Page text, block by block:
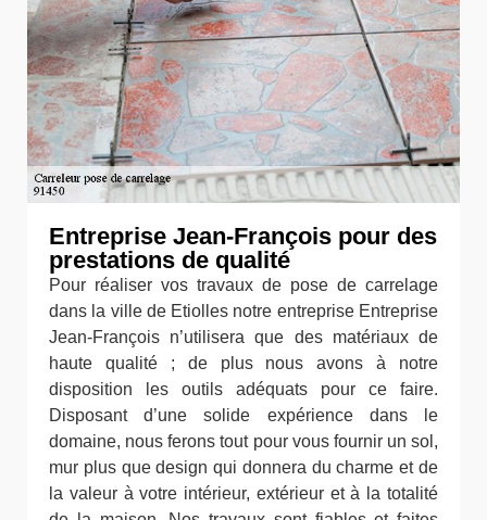
Entreprise Jean-François pour des
prestations de qualité
Pour réaliser vos travaux de pose de carrelage
dans la ville de Etiolles notre entreprise Entreprise
Jean-François n’utilisera que des matériaux de
haute qualité ; de plus nous avons à notre
disposition les outils adéquats pour ce faire.
Disposant d’une solide expérience dans le
domaine, nous ferons tout pour vous fournir un sol,
mur plus que design qui donnera du charme et de
la valeur à votre intérieur, extérieur et à la totalité